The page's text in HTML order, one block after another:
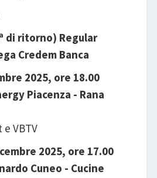
di ritorno) Regular
Credem Banca
2025, ore 18.00
Piacenza - Rana
VBTV
2025, ore 17.00
Cuneo - Cucine